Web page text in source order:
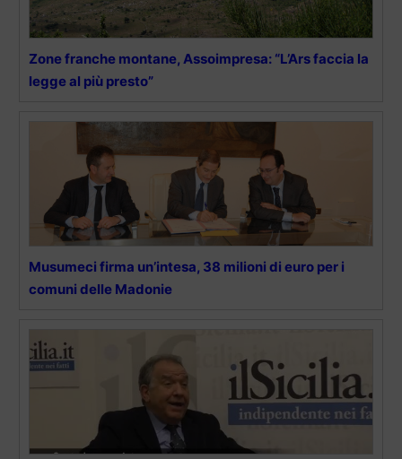
Zone franche montane, Assoimpresa: “L’Ars faccia la
legge al più presto”
Musumeci firma un’intesa, 38 milioni di euro per i
comuni delle Madonie